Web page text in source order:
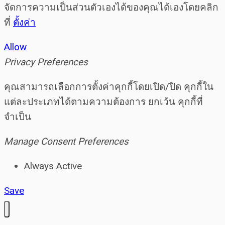
จัดการความเป็นส่วนตัวเองได้ของคุณได้เองโดยคลิก
ที่ ตั้งค่า
Allow
Privacy Preferences
คุณสามารถเลือกการตั้งค่าคุกกี้โดยเปิด/ปิด คุกกี้ใน
แต่ละประเภทได้ตามความต้องการ ยกเว้น คุกกี้ที่
จำเป็น
Manage Consent Preferences
Always Active
Save